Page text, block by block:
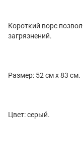
Короткий ворс
загрязнений.
Размер: 52 см x 83 см.
Цвет: серый.